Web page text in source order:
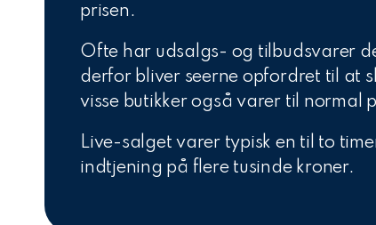
prisen.
Ofte har udsalgs- og tilbudsvarer
derfor bliver seerne opfordret til at
visse butikker også varer til normal
Live-salget varer typisk en til to
indtjening på flere tusinde kroner.